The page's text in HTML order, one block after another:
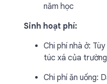
năm học
Sinh hoạt phí:
Chi phí nhà ở:
túc xá của
Chi phí ăn uống: